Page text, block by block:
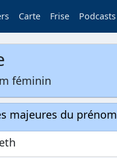
Carte Frise Podcasts
féminin
majeures du prénom